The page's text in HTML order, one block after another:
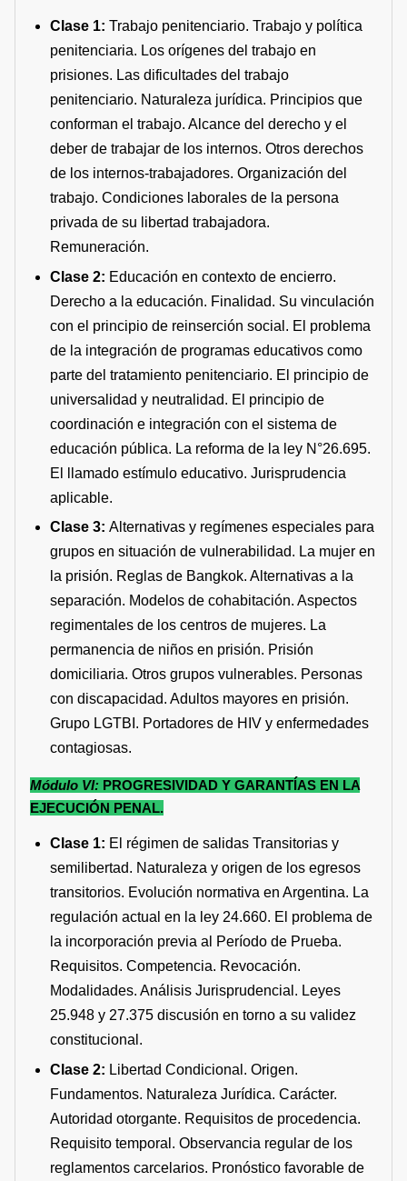
Clase 1:Trabajo penitenciario. Trabajo y política
penitenciaria. Los orígenes del trabajo en
prisiones. Las dificultades del trabajo
penitenciario. Naturaleza jurídica. Principios que
conforman el trabajo. Alcance del derecho y el
deber de trabajar de los internos. Otros derechos
de los internos-trabajadores. Organización del
trabajo. Condiciones laborales de la persona
privada de su libertad trabajadora.
Remuneración.
Clase 2: Educación en contexto de encierro.
Derecho a la educación. Finalidad. Su vinculación
con el principio de reinserción social. El problema
de la integración de programas educativos como
parte del tratamiento penitenciario. El principio de
universalidad y neutralidad. El principio de
coordinación e integración con el sistema de
educación pública. La reforma de la ley N°26.695.
El llamado estímulo educativo. Jurisprudencia
aplicable.
Clase 3:Alternativas y regímenes especiales para
grupos en situación de vulnerabilidad. La mujer en
la prisión. Reglas de Bangkok. Alternativas a la
separación. Modelos de cohabitación. Aspectos
regimentales de los centros de mujeres. La
permanencia de niños en prisión. Prisión
domiciliaria. Otros grupos vulnerables. Personas
con discapacidad. Adultos mayores en prisión.
Grupo LGTBI. Portadores de HIV y enfermedades
contagiosas.
Módulo VI: PROGRESIVIDAD Y GARANTÍAS EN LA
EJECUCIÓN PENAL.
Clase 1: El régimen de salidas Transitorias y
semilibertad. Naturaleza y origen de los egresos
transitorios. Evolución normativa en Argentina. La
regulación actual en la ley 24.660. El problema de
la incorporación previa al Período de Prueba.
Requisitos. Competencia. Revocación.
Modalidades. Análisis Jurisprudencial. Leyes
25.948 y 27.375 discusión en torno a su validez
constitucional.
Clase 2: Libertad Condicional. Origen.
Fundamentos. Naturaleza Jurídica. Carácter.
Autoridad otorgante. Requisitos de procedencia.
Requisito temporal. Observancia regular de los
reglamentos carcelarios. Pronóstico favorable de